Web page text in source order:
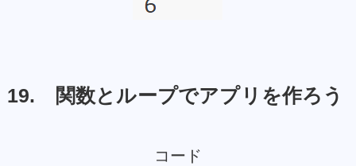
19. 関数とループでアプリを作ろう
コード